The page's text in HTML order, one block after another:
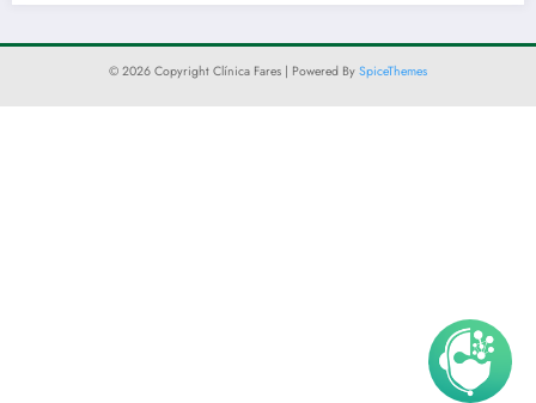
© 2026 Copyright Clínica Fares | Powered By SpiceThemes